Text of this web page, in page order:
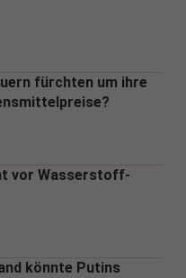
fürchten um ihre
vor Wasserstoff-
könnte Putins